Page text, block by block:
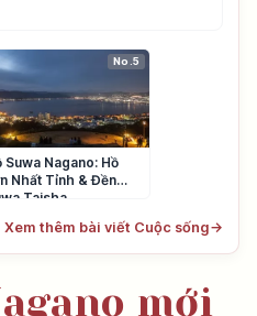
No.5
Suwa Nagano: Hồ
Nhất Tỉnh & Đền
Taisha
Xem thêm bài viết Cuộc sống→
mới